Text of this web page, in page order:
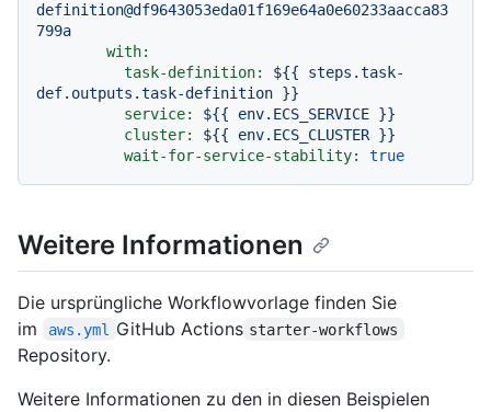
definition@df9643053eda01f169e64a0e60233aacca83
799a
with:
task-definition:
${{
steps.task-
def.outputs.task-definition }}
service:
${{ env.ECS_SERVICE }}
cluster:
${{ env.ECS_CLUSTER }}
wait-for-service-stability:
true
Weitere Informationen
Die ursprüngliche Workflowvorlage finden Sie
im
aws.yml GitHub Actions starter-workflows
Repository.
Weitere Informationen zu den in diesen Beispielen